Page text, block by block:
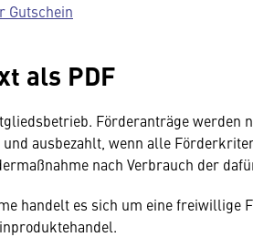
Gutschein
als PDF
Förderanträge werden
ausbezahlt, wenn alle
nach Verbrauch der
handelt es sich um eine freiwillige